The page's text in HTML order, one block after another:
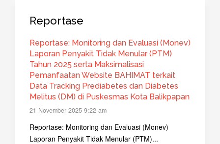
Reportase
Reportase: Monitoring dan Evaluasi (Monev)
Laporan Penyakit Tidak Menular (PTM)
Tahun 2025 serta Maksimalisasi
Pemanfaatan Website BAHIMAT terkait
Data Tracking Prediabetes dan Diabetes
Melitus (DM) di Puskesmas Kota Balikpapan
21 November 2025 9:22 am
Reportase: Monitoring dan Evaluasi (Monev)
Laporan Penyakit Tidak Menular (PTM)...